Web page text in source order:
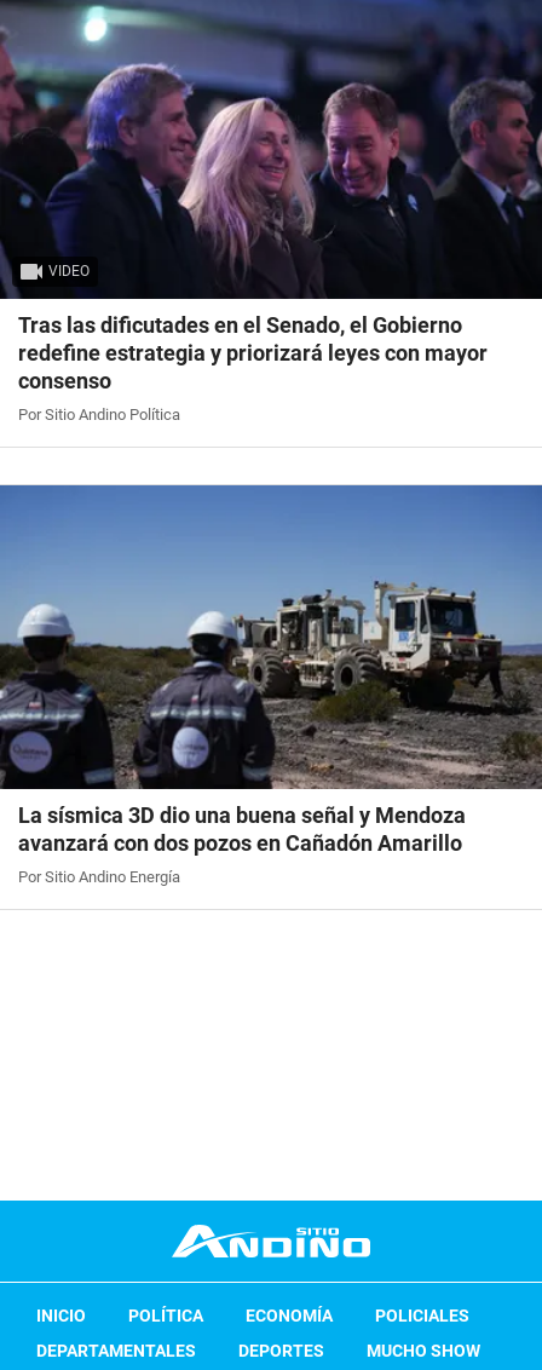
VIDEO
Tras las dificutades en el Senado, el Gobierno
redefine estrategia y priorizará leyes con mayor
consenso
Por Sitio Andino Política
La sísmica 3D dio una buena señal y Mendoza
avanzará con dos pozos en Cañadón Amarillo
Por Sitio Andino Energía
INICIO POLÍTICA ECONOMÍA
POLICIALES
DEPARTAMENTALES
DEPORTES MUCHO SHOW